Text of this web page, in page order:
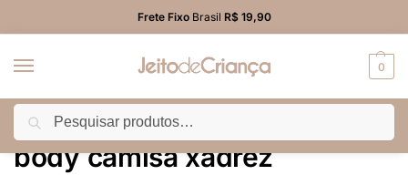
Frete FixoBrasil R$ 19,90
0
Início Produtos marcados com a tag “body camisa xadrez”
body camisa xadrez